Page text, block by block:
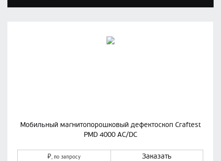
Мобильный магнитопорошковый дефектоскоп Craftest
PMD 4000 AC/DC
₽, по запросу Заказать